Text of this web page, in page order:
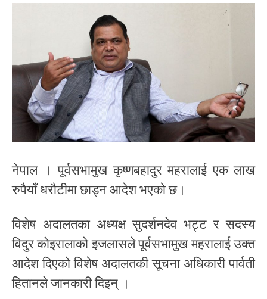
नेपाल । पूर्वसभामुख कृष्णबहादुर महरालाई एक लाख
रुपैयाँ धरौटीमा छाड्न आदेश भएको छ।
विशेष अदालतका अध्यक्ष सुदर्शनदेव भट्ट र सदस्य
विदुर कोइरालाको इजलासले पूर्वसभामुख महरालाई उक्त
आदेश दिएको विशेष अदालतकी सूचना अधिकारी पार्वती
हितानले जानकारी दिइन् ।